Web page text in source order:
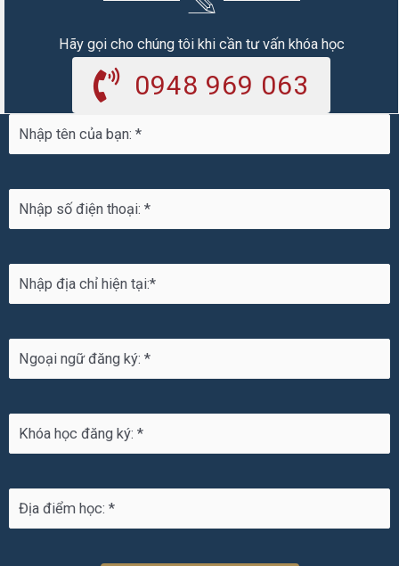
Hãy gọi cho chúng tôi khi cần tư vấn khóa học
0948 969 063